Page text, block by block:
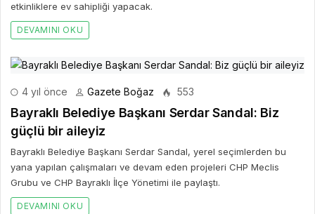
etkinliklere ev sahipliği yapacak.
DEVAMINI OKU
4 yıl önce Gazete Boğaz 553
Bayraklı Belediye Başkanı Serdar Sandal: Biz
güçlü bir aileyiz
Bayraklı Belediye Başkanı Serdar Sandal, yerel seçimlerden bu
yana yapılan çalışmaları ve devam eden projeleri CHP Meclis
Grubu ve CHP Bayraklı İlçe Yönetimi ile paylaştı.
DEVAMINI OKU